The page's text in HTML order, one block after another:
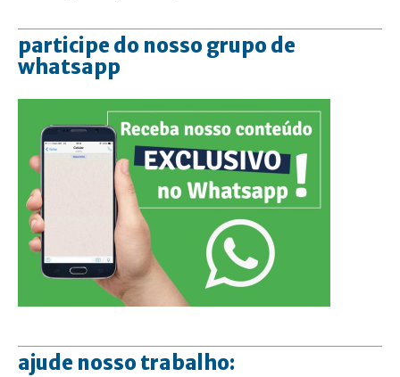
participe do nosso grupo de
whatsapp
ajude nosso trabalho: